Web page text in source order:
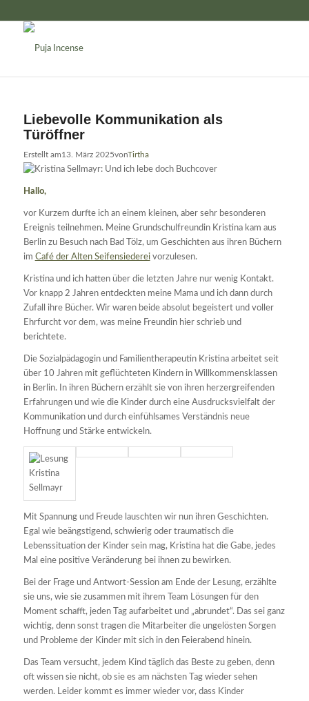
Liebevolle Kommunikation als
Türöffner
Erstellt am13. März 2025vonTirtha
Hallo,
vor Kurzem durfte ich an einem kleinen, aber sehr besonderen
Ereignis teilnehmen. Meine Grundschulfreundin Kristina kam aus
Berlin zu Besuch nach Bad Tölz, um Geschichten aus ihren Büchern
im Café der Alten Seifensiedereivorzulesen.
Kristina und ich hatten über die letzten Jahre nur wenig Kontakt.
Vor knapp 2 Jahren entdeckten meine Mama und ich dann durch
Zufall ihre Bücher. Wir waren beide absolut begeistert und voller
Ehrfurcht vor dem, was meine Freundin hier schrieb und
berichtete.
Die Sozialpädagogin und Familientherapeutin Kristina arbeitet seit
über 10 Jahren mit geflüchteten Kindern in Willkommensklassen
in Berlin. In ihren Büchern erzählt sie von ihren herzergreifenden
Erfahrungen und wie die Kinder durch eine Ausdrucksvielfalt der
Kommunikation und durch einfühlsames Verständnis neue
Hoffnung und Stärke entwickeln.
Mit Spannung und Freude lauschten wir nun ihren Geschichten.
Egal wie beängstigend, schwierig oder traumatisch die
Lebenssituation der Kinder sein mag, Kristina hat die Gabe, jedes
Mal eine positive Veränderung bei ihnen zu bewirken.
Bei der Frage und Antwort-Session am Ende der Lesung, erzählte
sie uns, wie sie zusammen mit ihrem Team Lösungen für den
Moment schafft, jeden Tag aufarbeitet und „abrundet“. Das sei ganz
wichtig, denn sonst tragen die Mitarbeiter die ungelösten Sorgen
und Probleme der Kinder mit sich in den Feierabend hinein.
Das Team versucht, jedem Kind täglich das Beste zu geben, denn
oft wissen sie nicht, ob sie es am nächsten Tag wieder sehen
werden. Leider kommt es immer wieder vor, dass Kinder